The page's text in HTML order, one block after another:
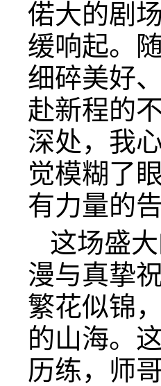
偌大的剧
缓响起。
细碎美好
赴新程的
深处，我
觉模糊了
有力量的告
这场盛
漫与真挚
繁花似锦
的山海。
历练，师